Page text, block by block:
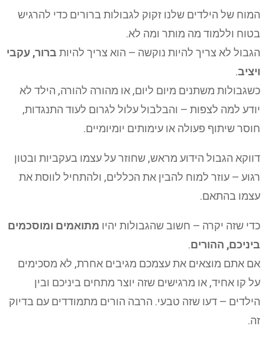
המוח של הילדים שלנו זקוק לגבולות ברורים כדי להרגיש
בטוח וללמוד מה מותר ומה לא.
הגבול לא צריך להיות נוקשה – הוא צריך להיות ברור, עקבי
ויציב.
כשגבולות משתנים מיום ליום, או מהורה להורה, הילד לא
יודע למה לצפות – והבלבול עלול לגרום לעוד התנגדות,
חוסר שיתוף פעולה או עימותים יומיומיים.
דווקא הגבול הידוע מראש, שחוזר על עצמו בעקביות ובטון
רגוע – עוזר למוח להבין את הכללים, ולהתחיל לווסת את
עצמו בהתאם.
כדי שזה יקרה – חשוב שהגבולות יהיו מתואמים ומוסכמים
ביניכם, ההורים.
אם אתם מוצאים את עצמכם מגיבים אחרת, לא מסכימים
על קו אחיד, או מרגישים שזה יוצר מתחים ביניכם ובין
הילדים – דעו שזה טבעי. הרבה הורים מתמודדים עם בדיוק
זה.